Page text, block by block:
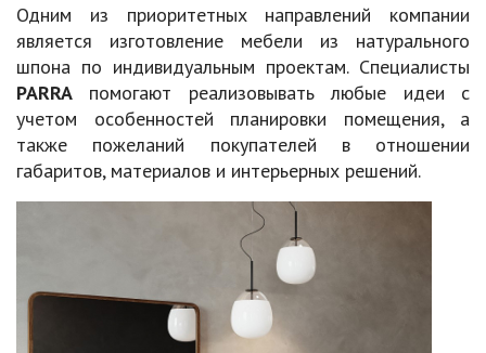
Одним из приоритетных направлений компании
является изготовление мебели из натурального
шпона по индивидуальным проектам. Специалисты
PARRA помогают реализовывать любые идеи с
учетом особенностей планировки помещения, а
также пожеланий покупателей в отношении
габаритов, материалов и интерьерных решений.